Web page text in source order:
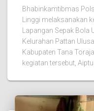
Bhabinkamtibmas
Linggi melaksanakan
Lapangan Sepak
Kelurahan Pattan
Kabupaten Tana
kegiatan tersebut,